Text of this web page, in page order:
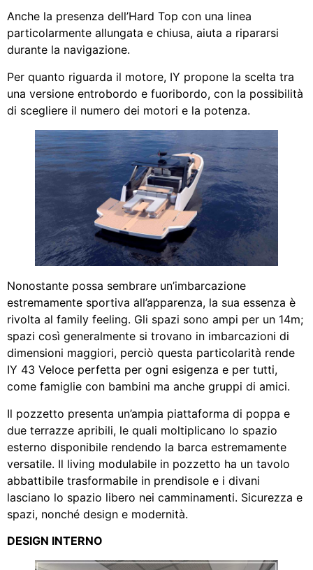
Anche la presenza dell’Hard Top con una linea
particolarmente allungata e chiusa, aiuta a ripararsi
durante la navigazione.
Per quanto riguarda il motore, IY propone la scelta tra
una versione entrobordo e fuoribordo, con la possibilità
di scegliere il numero dei motori e la potenza.
Nonostante possa sembrare un’imbarcazione
estremamente sportiva all’apparenza, la sua essenza è
rivolta al family feeling. Gli spazi sono ampi per un 14m;
spazi così generalmente si trovano in imbarcazioni di
dimensioni maggiori, perciò questa particolarità rende
IY 43 Veloce perfetta per ogni esigenza e per tutti,
come famiglie con bambini ma anche gruppi di amici.
Il pozzetto presenta un’ampia piattaforma di poppa e
due terrazze apribili, le quali moltiplicano lo spazio
esterno disponibile rendendo la barca estremamente
versatile. Il living modulabile in pozzetto ha un tavolo
abbattibile trasformabile in prendisole e i divani
lasciano lo spazio libero nei camminamenti. Sicurezza e
spazi, nonché design e modernità.
DESIGN INTERNO